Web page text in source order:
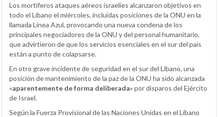
Los mortíferos ataques aéreos israelíes alcanzaron objetivos en
todo el Líbano el miércoles, incluidas posiciones de la ONU en la
llamada Línea Azul, provocando una nueva condena de los
principales negociadores de la ONU y del personal humanitario,
que advirtieron de que los servicios esenciales en el sur del país
están a punto de colapsarse.
En otro grave incidente de seguridad en el sur del Líbano, una
posición de mantenimiento de la paz de la ONU ha sido alcanzada
«aparentemente de forma deliberada» por disparos del Ejército
de Israel.
Según la Fuerza Provisional de las Naciones Unidas en el Líbano